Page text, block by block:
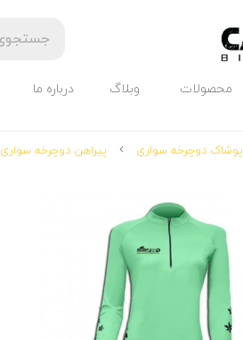
محصولات وبلاگ درباره ما
پوشاک دوچرخه سواری پیراهن دوچرخه سواری